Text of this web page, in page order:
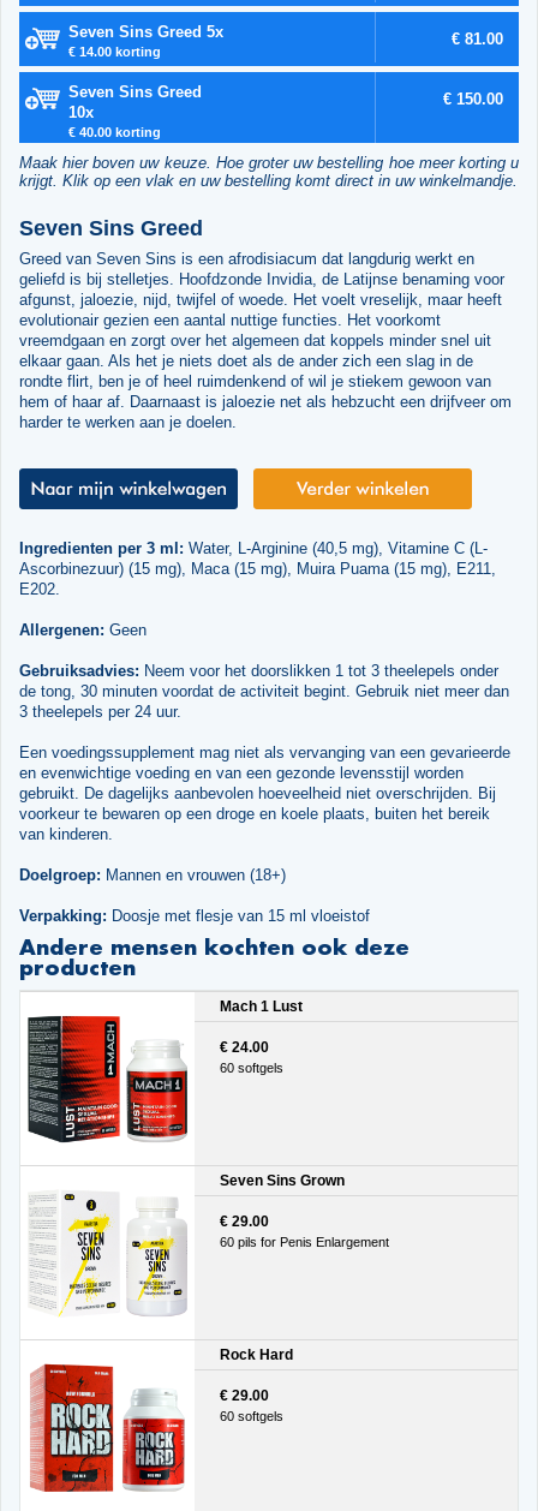
Seven Sins Greed 5x
€ 14.00 korting
€ 81.00
Seven Sins Greed
10x
€ 40.00 korting
€ 150.00
Maak hier boven uw keuze. Hoe groter uw bestelling hoe meer korting u
krijgt. Klik op een vlak en uw bestelling komt direct in uw winkelmandje.
Seven Sins Greed
Greed van Seven Sins is een afrodisiacum dat langdurig werkt en
geliefd is bij stelletjes. Hoofdzonde Invidia, de Latijnse benaming voor
afgunst, jaloezie, nijd, twijfel of woede. Het voelt vreselijk, maar heeft
evolutionair gezien een aantal nuttige functies. Het voorkomt
vreemdgaan en zorgt over het algemeen dat koppels minder snel uit
elkaar gaan. Als het je niets doet als de ander zich een slag in de
rondte flirt, ben je of heel ruimdenkend of wil je stiekem gewoon van
hem of haar af. Daarnaast is jaloezie net als hebzucht een drijfveer om
harder te werken aan je doelen.
Ingredienten per 3 ml: Water, L-Arginine (40,5 mg), Vitamine C (L-
Ascorbinezuur) (15 mg), Maca (15 mg), Muira Puama (15 mg), E211,
E202.
Allergenen: Geen
Gebruiksadvies: Neem voor het doorslikken 1 tot 3 theelepels onder
de tong, 30 minuten voordat de activiteit begint. Gebruik niet meer dan
3 theelepels per 24 uur.
Een voedingssupplement mag niet als vervanging van een gevarieerde
en evenwichtige voeding en van een gezonde levensstijl worden
gebruikt. De dagelijks aanbevolen hoeveelheid niet overschrijden. Bij
voorkeur te bewaren op een droge en koele plaats, buiten het bereik
van kinderen.
Doelgroep: Mannen en vrouwen (18+)
Verpakking: Doosje met flesje van 15 ml vloeistof
Andere mensen kochten ook deze
producten
Mach 1 Lust
€ 24.00
60 softgels
Seven Sins Grown
€ 29.00
60 pils for Penis Enlargement
Rock Hard
€ 29.00
60 softgels